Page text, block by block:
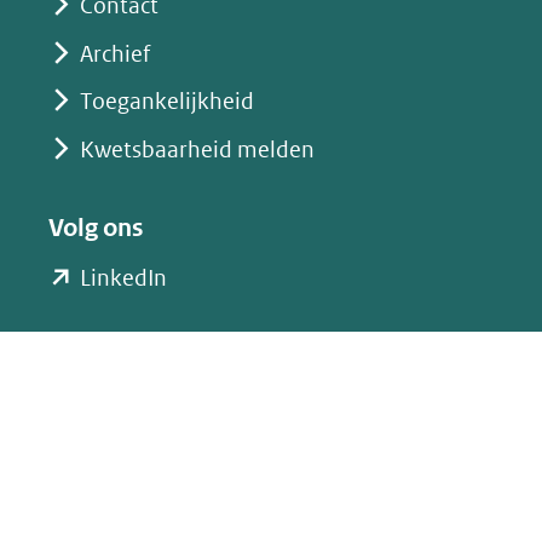
Archief
Toegankelijkheid
Kwetsbaarheid melden
Volg ons
LinkedIn